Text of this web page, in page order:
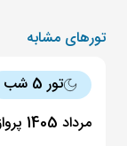
تورهای مشابه
تور 5 شب
مرداد 1405 پرواز با کاسپین